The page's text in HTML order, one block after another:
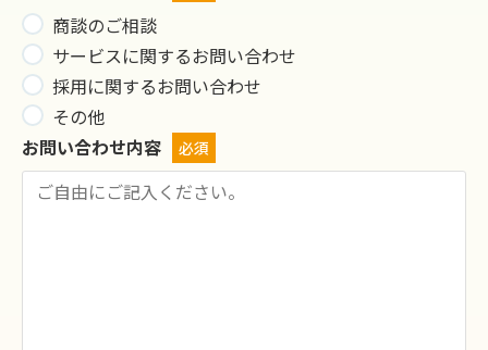
商談のご相談
サービスに関するお問い合わせ
採用に関するお問い合わせ
その他
お問い合わせ内容
必須